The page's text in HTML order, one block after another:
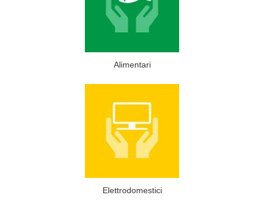
Alimentari
Elettrodomestici